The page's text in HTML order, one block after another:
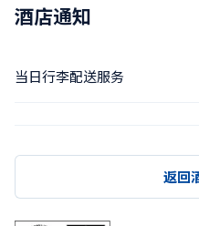
酒店通知
当日行李配送服务
返回